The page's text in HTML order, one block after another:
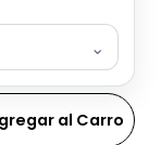
⌄
al Carro